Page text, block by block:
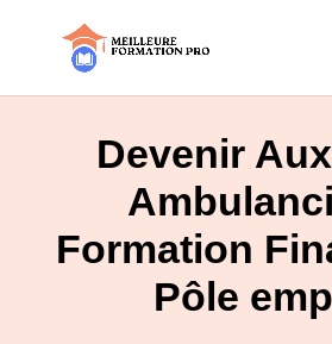
Devenir
Formation
Pôle